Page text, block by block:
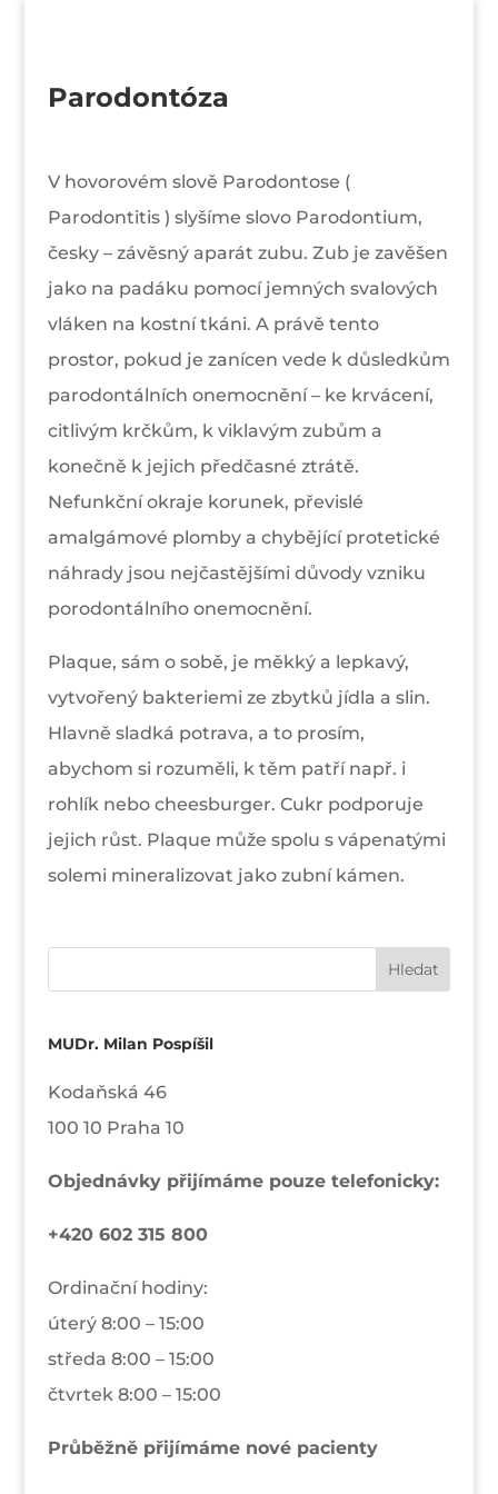
Parodontóza
V hovorovém slově Parodontose (
Parodontitis ) slyšíme slovo Parodontium,
česky – závěsný aparát zubu. Zub je zavěšen
jako na padáku pomocí jemných svalových
vláken na kostní tkáni. A právě tento
prostor, pokud je zanícen vede k důsledkům
parodontálních onemocnění – ke krvácení,
citlivým krčkům, k viklavým zubům a
konečně k jejich předčasné ztrátě.
Nefunkční okraje korunek, převislé
amalgámové plomby a chybějící protetické
náhrady jsou nejčastějšími důvody vzniku
porodontálního onemocnění.
Plaque, sám o sobě, je měkký a lepkavý,
vytvořený bakteriemi ze zbytků jídla a slin.
Hlavně sladká potrava, a to prosím,
abychom si rozuměli, k těm patří např. i
rohlík nebo cheesburger. Cukr podporuje
jejich růst. Plaque může spolu s vápenatými
solemi mineralizovat jako zubní kámen.
MUDr. Milan Pospíšil
Kodaňská 46
100 10 Praha 10
Objednávky přijímáme pouze telefonicky:
+420 602 315 800
Ordinační hodiny:
úterý 8:00 – 15:00
středa 8:00 – 15:00
čtvrtek 8:00 – 15:00
Průběžně přijímáme nové pacienty